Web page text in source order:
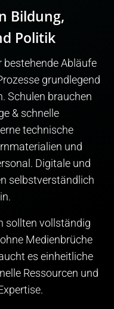
Bildung,
Politik
Abläufe
grundlegend
Schulen brauchen
& schnelle
technische
und
Digitale und
selbstverständlich
sollten vollständig
Medienbrüche
es einheitliche
Ressourcen und